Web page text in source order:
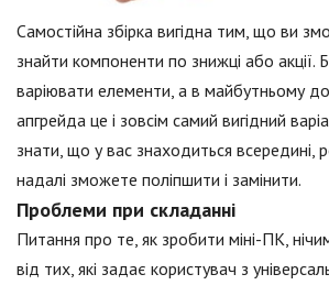
Самостійна збірка вигідна тим, що ви
знайти компоненти по знижці або акції.
варіювати елементи, а в майбутньому
апгрейда це і зовсім самий вигідний
знати, що у вас знаходиться всередині,
надалі зможете поліпшити і замінити.
Проблеми при складанні
Питання про те, як зробити міні-ПК,
від тих, які задає користувач з